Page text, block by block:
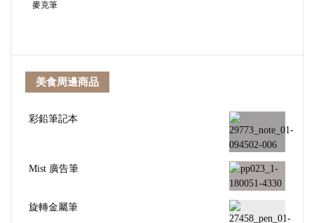
麥克筆
美食周邊商品
彩鉛筆記本
Mist 廣告筆
旋轉金屬筆